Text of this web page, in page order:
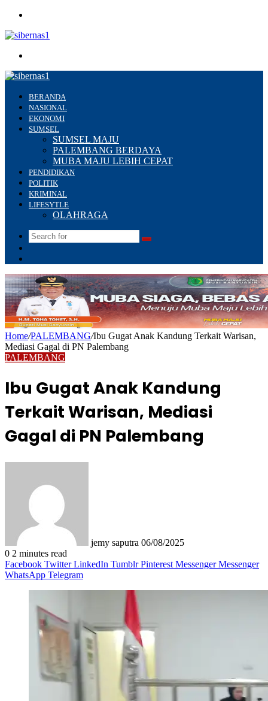
BERANDA
NASIONAL
EKONOMI
SUMSEL
SUMSEL MAJU
PALEMBANG BERDAYA
MUBA MAJU LEBIH CEPAT
PENDIDIKAN
POLITIK
KRIMINAL
LIFESYTLE
OLAHRAGA
Search
Home/PALEMBANG/Ibu Gugat Anak Kandung Terkait Warisan,
Mediasi Gagal di PN Palembang
PALEMBANG
Ibu Gugat Anak Kandung
Terkait Warisan, Mediasi
Gagal di PN Palembang
jemy saputra 06/08/2025
0 2 minutes read
Facebook Twitter LinkedIn Tumblr Pinterest Messenger Messenger
WhatsApp Telegram